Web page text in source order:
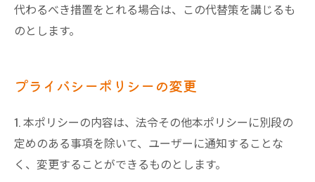
代わるべき措置をとれる場合は、この代替策を講じるも
のとします。
プライバシーポリシーの変更
1. 本ポリシーの内容は、法令その他本ポリシーに別段の
定めのある事項を除いて、ユーザーに通知することな
く、変更することができるものとします。